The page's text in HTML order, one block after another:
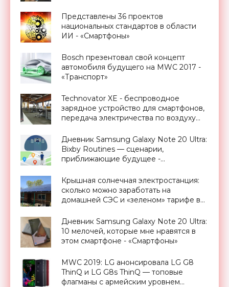
Представлены 36 проектов
национальных стандартов в области
ИИ - «Смартфоны»
Bosch презентовал свой концепт
автомобиля будущего на MWC 2017 -
«Транспорт»
Technovator XE - беспроводное
зарядное устройство для смартфонов,
передача электричества по воздуху
Дневник Samsung Galaxy Note 20 Ultra:
Bixby Routines — сценарии,
приближающие будущее -
Крышная солнечная электростанция:
сколько можно заработать на
домашней СЭС и «зеленом» тарифе в
Дневник Samsung Galaxy Note 20 Ultra:
10 мелочей, которые мне нравятся в
этом смартфоне - «Смартфоны»
MWC 2019: LG анонсировала LG G8
ThinQ и LG G8s ThinQ — топовые
флагманы с армейским уровнем